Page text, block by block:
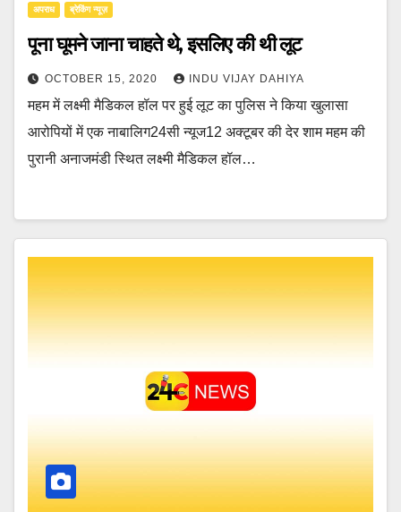
अपराध ब्रेकिंग न्यूज़
पूना घूमने जाना चाहते थे, इसलिए की थी लूट
OCTOBER 15, 2020 INDU VIJAY DAHIYA
महम में लक्ष्मी मैडिकल हॉल पर हुई लूट का पुलिस ने किया खुलासा
आरोपियों में एक नाबालिग24सी न्यूज12 अक्टूबर की देर शाम महम की
पुरानी अनाजमंडी स्थित लक्ष्मी मैडिकल हॉल…